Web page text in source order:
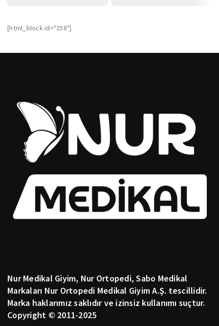
[html_block id="258"]
Nur Medikal Giyim, Nur Ortopedi, Sabo Medikal
Markaları Nur Ortopedi Medikal Giyim A.Ş. tescillidir.
Marka haklarımız saklıdır ve izinsiz kullanımı suçtur.
Copyright © 2011-2025